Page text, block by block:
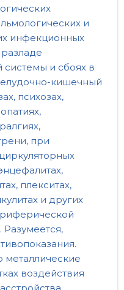
и
инфекционных
и сбоях в
кишечный
психозах,
при
плекситах,
и других
металлические
воздействия